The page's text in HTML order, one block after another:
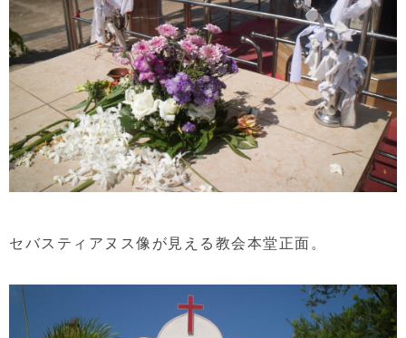
セバスティアヌス像が見える教会本堂正面。